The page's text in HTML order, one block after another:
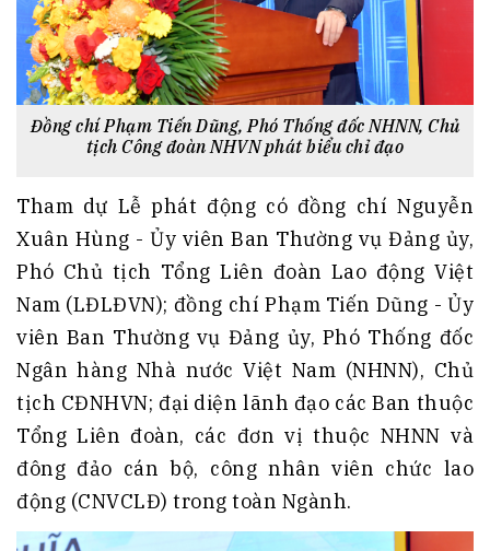
Đồng chí Phạm Tiến Dũng, Phó Thống đốc NHNN, Chủ
tịch Công đoàn NHVN phát biểu chỉ đạo
Tham dự Lễ phát động có đồng chí Nguyễn
Xuân Hùng - Ủy viên Ban Thường vụ Đảng ủy,
Phó Chủ tịch Tổng Liên đoàn Lao động Việt
Nam (LĐLĐVN); đồng chí Phạm Tiến Dũng - Ủy
viên Ban Thường vụ Đảng ủy, Phó Thống đốc
Ngân hàng Nhà nước Việt Nam (NHNN), Chủ
tịch CĐNHVN; đại diện lãnh đạo các Ban thuộc
Tổng Liên đoàn, các đơn vị thuộc NHNN và
đông đảo cán bộ, công nhân viên chức lao
động (CNVCLĐ) trong toàn Ngành.